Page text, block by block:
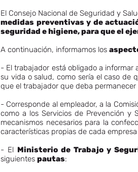
El Consejo Nacional de Seguridad y
medidas preventivas y de
seguridad e higiene, para que el
A continuación, informamos los
- El trabajador está obligado a
su vida o salud, como sería el caso de
que el trabajador que deba
- Corresponde al empleador, a la
como a los Servicios de Prevención y
mecanismos necesarios para la
características propias de cada
- El Ministerio de Trabajo y
siguientes pautas: